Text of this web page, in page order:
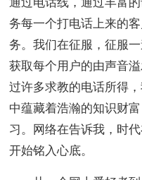
务每一个打电话上来的
务。我们在征服，征服
获取每个用户的由声音
过许多求教的电话所得
中蕴藏着浩瀚的知识财
习。网络在告诉我，时
开始铭入心底。